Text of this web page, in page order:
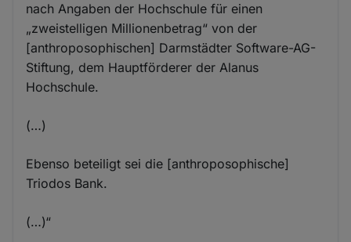
nach Angaben der Hochschule für einen
„zweistelligen Millionenbetrag“ von der
[anthroposophischen] Darmstädter Software-AG-
Stiftung, dem Hauptförderer der Alanus
Hochschule.
(…)
Ebenso beteiligt sei die [anthroposophische]
Triodos Bank.
(…)“